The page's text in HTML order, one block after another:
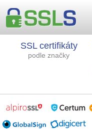
SSL certifikáty
podle značky